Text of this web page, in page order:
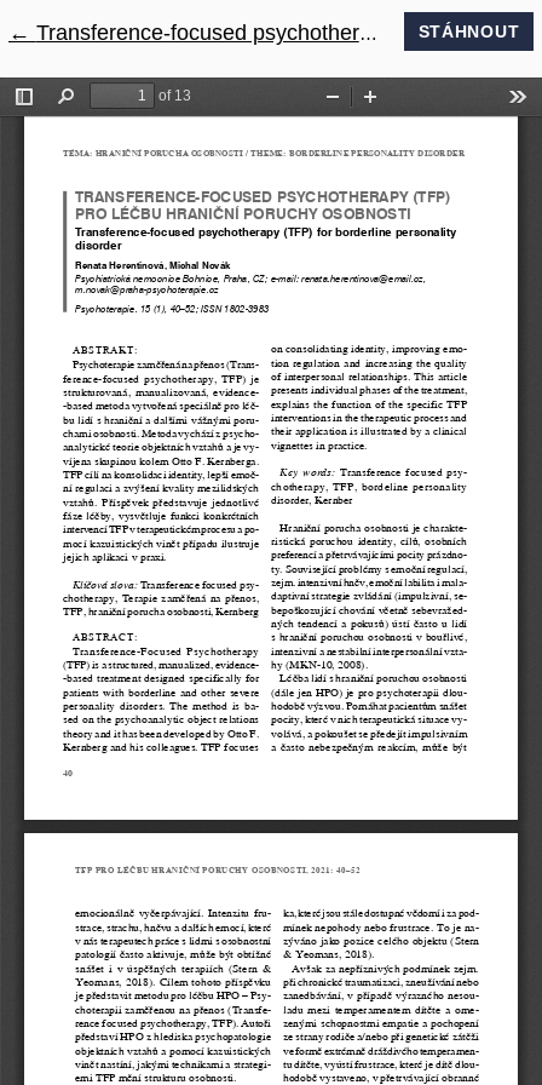
← Návrat na podrobnosti článku
Transference-focused psychotherapy (TFP) pro léčbu hraniční poruchy osobnosti STÁHNOUT